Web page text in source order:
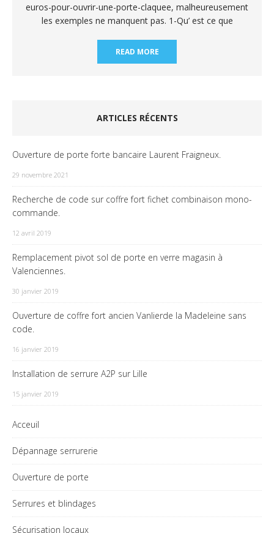
euros-pour-ouvrir-une-porte-claquee, malheureusement
les exemples ne manquent pas. 1-Qu’ est ce que
READ MORE
ARTICLES RÉCENTS
Ouverture de porte forte bancaire Laurent Fraigneux.
29 novembre 2021
Recherche de code sur coffre fort fichet combinaison mono-
commande.
12 avril 2019
Remplacement pivot sol de porte en verre magasin à
Valenciennes.
30 janvier 2019
Ouverture de coffre fort ancien Vanlierde la Madeleine sans
code.
16 janvier 2019
Installation de serrure A2P sur Lille
15 janvier 2019
Acceuil
Dépannage serrurerie
Ouverture de porte
Serrures et blindages
Sécurisation locaux